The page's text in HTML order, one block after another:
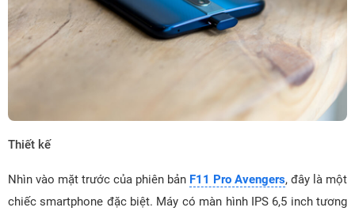
Thiết kế
Nhìn vào mặt trước của phiên bản F11 Pro Avengers, đây là một
chiếc smartphone đặc biệt. Máy có màn hình IPS 6,5 inch tương